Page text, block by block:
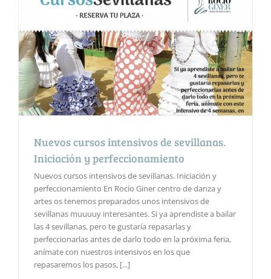
Nuevos cursos intensivos de sevillanas.
Iniciación y perfeccionamiento
Nuevos cursos intensivos de sevillanas. Iniciación y
perfeccionamiento En Rocío Giner centro de danza y
artes os tenemos preparados unos intensivos de
sevillanas muuuuy interesantes. Si ya aprendiste a bailar
las 4 sevillanas, pero te gustaría repasarlas y
perfeccionarlas antes de darlo todo en la próxima feria,
anímate con nuestros intensivos en los que
repasaremos los pasos, [...]